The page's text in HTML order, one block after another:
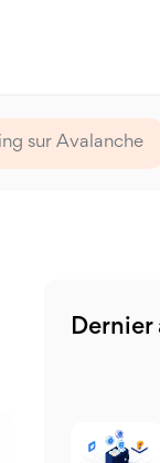
sur Avalanche
Dernier